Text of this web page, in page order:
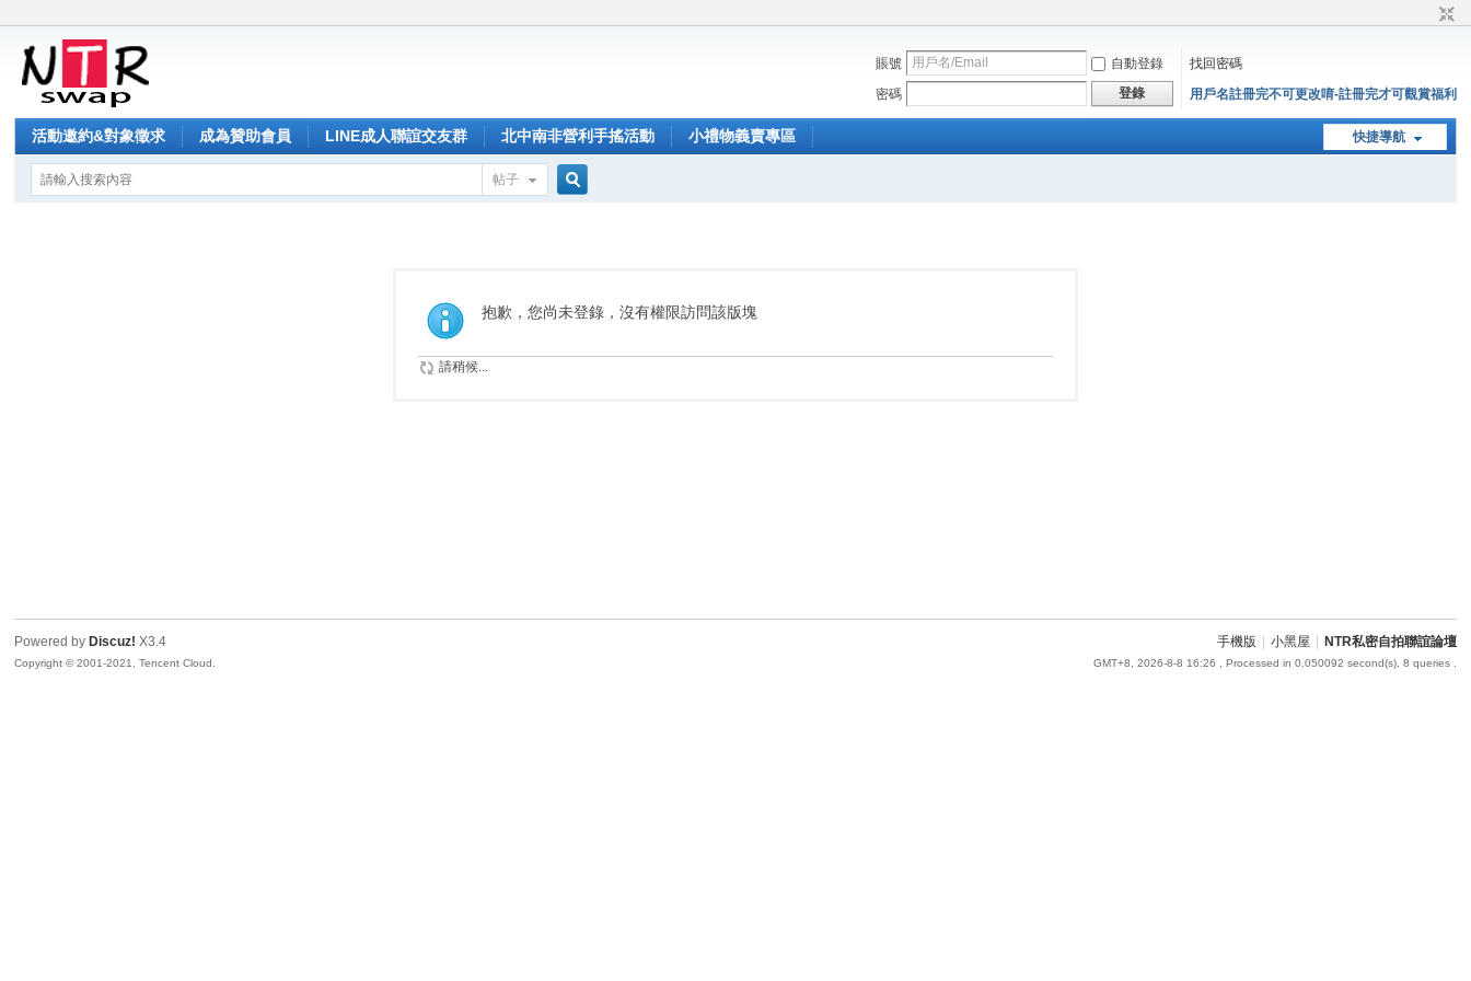
賬號 自動登錄
找回密碼
密碼
登錄 用戶名註冊完不可更改唷-註冊完才可觀賞福利
快捷導航
活動邀約&對象徵求 成為贊助會員 LINE成人聯誼交友群 北中南非營利手搖活動 小禮物義賣專區
帖子
索
抱歉，您尚未登錄，沒有權限訪問該版塊
請稍候...
手機版 小黑屋 NTR私密自拍聯誼論壇
GMT+8, 2026-8-8 16:26 , Processed in 0.050092 second(s), 8 queries .
Powered by Discuz! X3.4
Copyright © 2001-2021, Tencent Cloud.